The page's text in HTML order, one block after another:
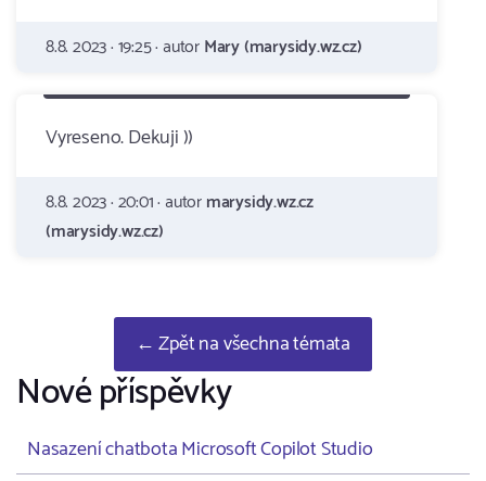
8.8. 2023 · 19:25 · autorMary (marysidy.wz.cz)
Vyreseno. Dekuji ))
8.8. 2023 · 20:01 · autormarysidy.wz.cz
(marysidy.wz.cz)
← Zpět na všechna témata
Nové příspěvky
Nasazení chatbota Microsoft Copilot Studio